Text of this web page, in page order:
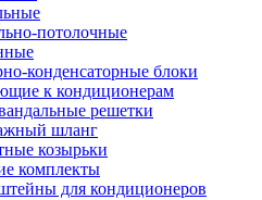
потолочные
конденсаторные блоки
к кондиционерам
решетки
шланг
козырьки
комплекты
для кондиционеров